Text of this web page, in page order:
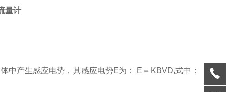
量计
中产生感应电势，其感应电势E为： E＝KBVD,式中：